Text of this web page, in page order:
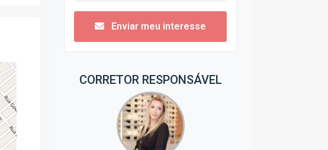
Enviar meu interesse
CORRETOR RESPONSÁVEL